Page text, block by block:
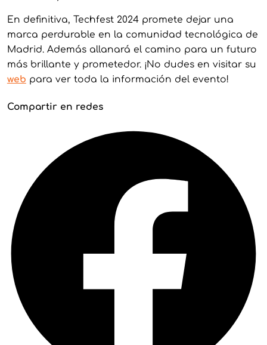
En definitiva, Techfest 2024 promete dejar una
marca perdurable en la comunidad tecnológica de
Madrid. Además allanará el camino para un futuro
más brillante y prometedor. ¡No dudes en visitar su
web para ver toda la información del evento!
Compartir en redes